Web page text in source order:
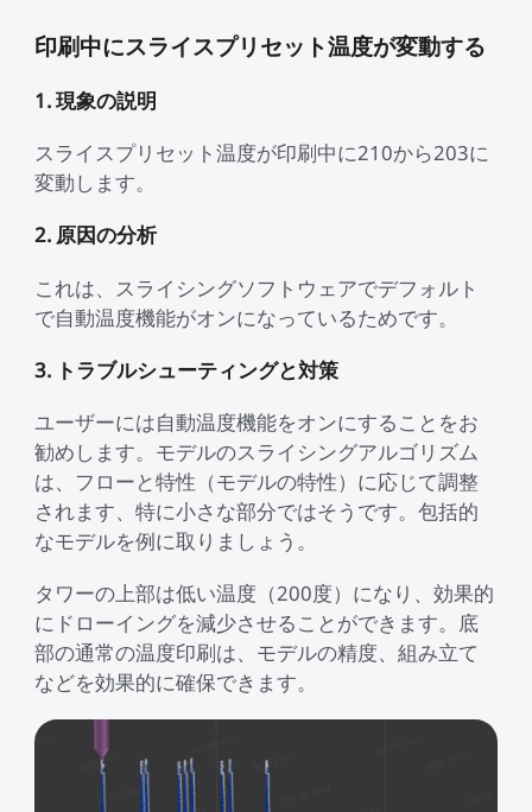
印刷中にスライスプリセット温度が変動する
1. 現象の説明
スライスプリセット温度が印刷中に210から203に
変動します。
2. 原因の分析
これは、スライシングソフトウェアでデフォルト
で自動温度機能がオンになっているためです。
3. トラブルシューティングと対策
ユーザーには自動温度機能をオンにすることをお
勧めします。モデルのスライシングアルゴリズム
は、フローと特性（モデルの特性）に応じて調整
されます、特に小さな部分ではそうです。包括的
なモデルを例に取りましょう。
タワーの上部は低い温度（200度）になり、効果的
にドローイングを減少させることができます。底
部の通常の温度印刷は、モデルの精度、組み立て
などを効果的に確保できます。